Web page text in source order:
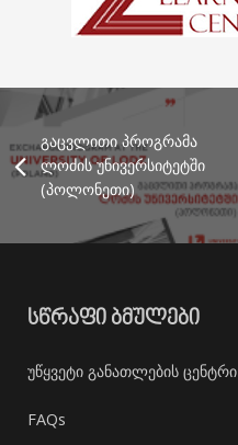
გაცვლითი პროგრამა
ლოძის უნივერსიტეტში
(პოლონეთი)
ᲡᲬᲠᲐᲤᲘ ᲑᲛᲣᲚᲔᲑᲘ
უწყვეტი განათლების ცენტრი
FAQs